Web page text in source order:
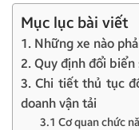
Mục lục bài viết
1. Những xe nào
2. Quy định đổi
3. Chi tiết thủ tục
doanh vận tải
3.1 Cơ quan chức